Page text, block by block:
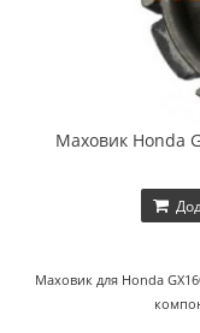
Маховик Honda
Маховик для Honda